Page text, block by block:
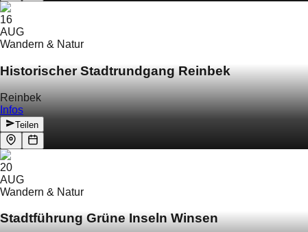
16
AUG
Wandern & Natur
Historischer Stadtrundgang Reinbek
Reinbek
Infos
Teilen
20
AUG
Wandern & Natur
Stadtführung Grüne Inseln Winsen